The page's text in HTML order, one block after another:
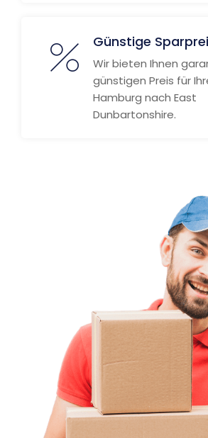
Günstige
Wir bieten Ihnen
günstigen Preis für
Hamburg nach East
Dunbartonshire.